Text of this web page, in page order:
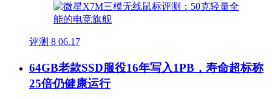
评测 8 06.17
64GB老款SSD服役16年写入1PB，寿命超标称
25倍仍健康运行